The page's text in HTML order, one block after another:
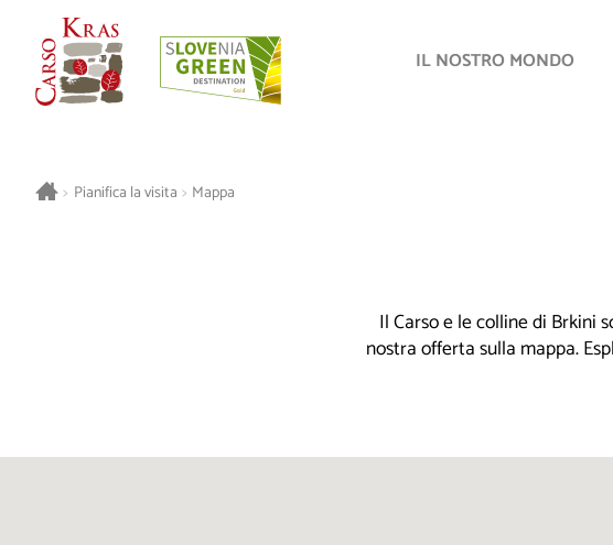
IL NOSTRO MONDO
> Pianifica la visita > Mappa
Il Carso e le colline di Brkini
nostra offerta sulla mappa.